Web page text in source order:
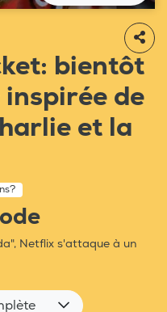
bientôt
de
et la
Netflix s'attaque à un